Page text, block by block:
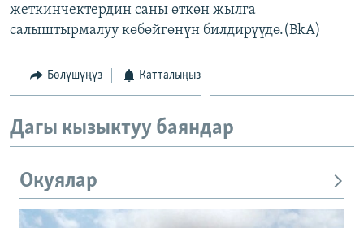
жеткинчектердин саны өткөн жылга
салыштырмалуу көбөйгөнүн билдирүүдө.(BkA)
Бөлүшүңүз Катталыңыз
Дагы кызыктуу баяндар
Окуялар